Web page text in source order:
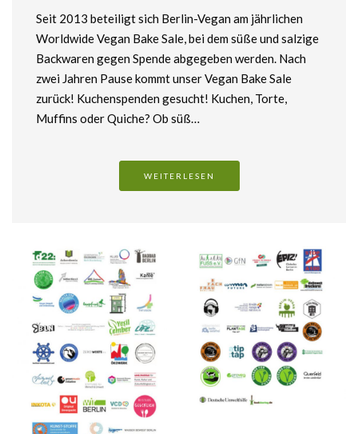
Seit 2013 beteiligt sich Berlin-Vegan am jährlichen
Worldwide Vegan Bake Sale, bei dem süße und salzige
Backwaren gegen Spende abgegeben werden. Nach
zwei Jahren Pause kommt unser Vegan Bake Sale
zurück! Kuchenspenden gesucht! Kuchen, Torte,
Muffins oder Quiche? Ob süß…
WEITERLESEN